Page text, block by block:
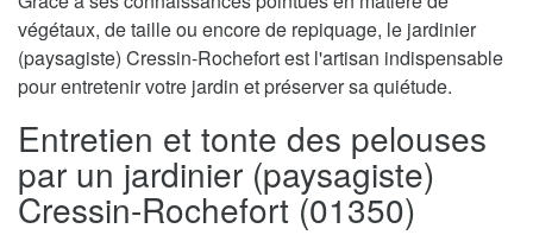
végétaux, de taille ou encore de repiquage, le jardinier
(paysagiste) Cressin-Rochefort est l'artisan indispensable
pour entretenir votre jardin et préserver sa quiétude.
Entretien et tonte des pelouses
par un jardinier (paysagiste)
Cressin-Rochefort (01350)